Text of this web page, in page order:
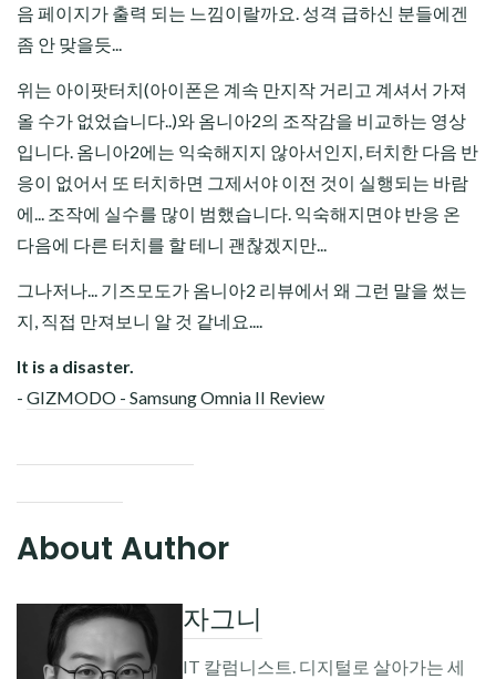
음 페이지가 출력 되는 느낌이랄까요. 성격 급하신 분들에겐
좀 안 맞을듯...
위는 아이팟터치(아이폰은 계속 만지작 거리고 계셔서 가져
올 수가 없었습니다..)와 옴니아2의 조작감을 비교하는 영상
입니다. 옴니아2에는 익숙해지지 않아서인지, 터치한 다음 반
응이 없어서 또 터치하면 그제서야 이전 것이 실행되는 바람
에... 조작에 실수를 많이 범했습니다. 익숙해지면야 반응 온
다음에 다른 터치를 할 테니 괜찮겠지만...
그나저나... 기즈모도가 옴니아2 리뷰에서 왜 그런 말을 썼는
지, 직접 만져보니 알 것 같네요....
It is a disaster.
- GIZMODO - Samsung Omnia II Review
About Author
자그니
IT 칼럼니스트. 디지털로 살아가는 세